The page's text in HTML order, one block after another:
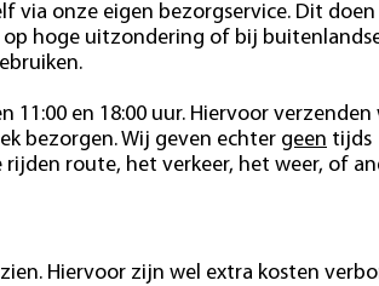
via onze eigen bezorgservice. Dit
hoge uitzondering of bij
en 18:00 uur. Hiervoor verzenden
bezorgen. Wij geven echter geen tijds
route, het verkeer, het weer, of
Hiervoor zijn wel extra kosten